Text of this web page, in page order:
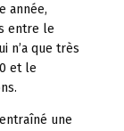
année,
entre le
n’a que très
et le
une